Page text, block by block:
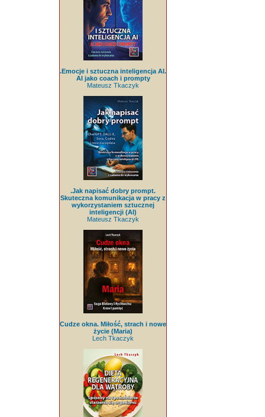
.Emocje i sztuczna inteligencja AI.
AI jako coach i prompty
Mateusz Tkaczyk
.Jak napisać dobry prompt.
Skuteczna komunikacja w pracy z
wykorzystaniem sztucznej
inteligencji (AI)
Mateusz Tkaczyk
Cudze okna. Miłość, strach i nowe
życie (Maria)
Lech Tkaczyk